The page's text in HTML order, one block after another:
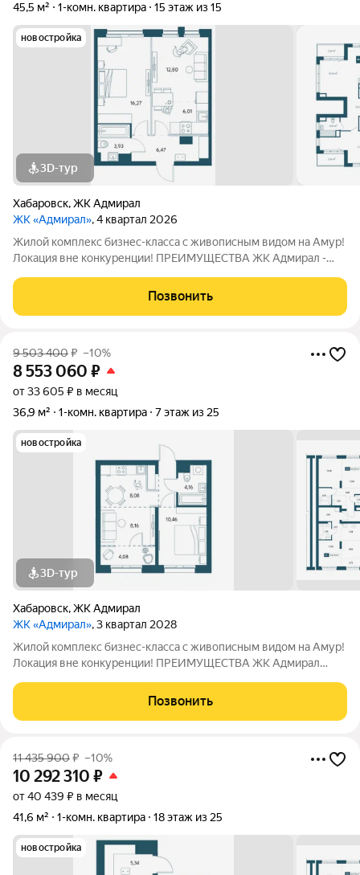
45,5 м²
1-комн. квартира 15 этаж из 15
новостройка
3D-тур
Хабаровск,ЖК Адмирал
ЖК «Адмирал», 4 квартал 2026
Жилой комплекс бизнес-класса с живописным видом на Амур!
Локация вне конкуренции! ПРЕИМУЩЕСТВА ЖК Адмирал -
Умный дом. - Функциональные планировки; - Панорамное
остекление; - Собственная
Позвонить
9 503 400₽ –10%
8 553 060 ₽
от 33 605 ₽ в месяц
36,9 м²
1-комн. квартира 7 этаж из 25
новостройка
3D-тур
Хабаровск,ЖК Адмирал
ЖК «Адмирал», 3 квартал 2028
Жилой комплекс бизнес-класса с живописным видом на Амур!
Локация вне конкуренции! ПРЕИМУЩЕСТВА ЖК Адмирал
Умный дом Панорамное остекление Собственная набережная
Топовое расположение О ЖИЛОМ
Позвонить
11 435 900₽ –10%
10 292 310 ₽
от 40 439 ₽ в месяц
41,6 м²
1-комн. квартира 18 этаж из 25
новостройка